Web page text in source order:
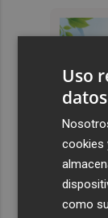
Uso
datos
cookies
como